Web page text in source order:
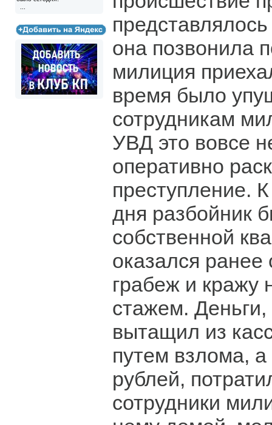
она позвонила
милиция
время было
сотрудникам
УВД это вовсе
оперативно
преступление.
дня разбойник
собственной
оказался
грабеж и кражу
стажем.
вытащил из
путем взлома,
рублей,
сотрудники